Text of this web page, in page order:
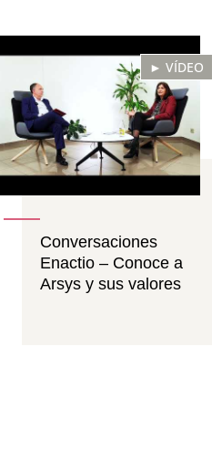
► VÍDEO
Conversaciones
Enactio – Conoce a
Arsys y sus valores